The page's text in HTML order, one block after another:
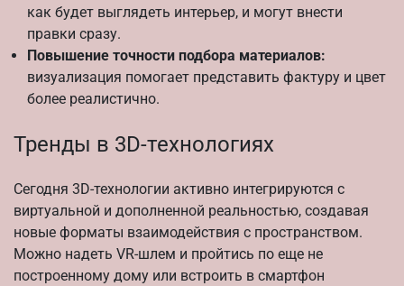
как будет выглядеть интерьер, и могут внести
правки сразу.
Повышение точности подбора материалов:
визуализация помогает представить фактуру и цвет
более реалистично.
Тренды в 3D-технологиях
Сегодня 3D-технологии активно интегрируются с
виртуальной и дополненной реальностью, создавая
новые форматы взаимодействия с пространством.
Можно надеть VR-шлем и пройтись по еще не
построенному дому или встроить в смартфон